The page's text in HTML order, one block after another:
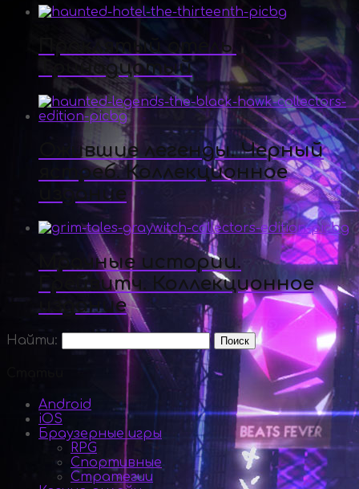
Проклятый отель.
Тринадцатый
Ожившие легенды. Черный
ястреб. Коллекционное
издание
Мрачные истории.
Грейвитч. Коллекционное
издание
Найти:
Android
iOS
Браузерные игры
RPG
Спортивные
Стратегии